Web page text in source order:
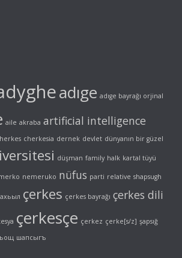
adıge adıge bayrağı orjinal
aile akraba artificial intelligence
cherkesia dernek devlet dünyanın bir güzel
düşman family halk kartal tüyü
nemeruko nüfus parti relative shapsugh
çerkes çerkes bayrağı çerkes dili
çerkesçe çerkez çerke[s/z] şapsığ
шапсыгъ